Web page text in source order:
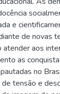
e
de novas
atender aos
as
no
tensão e